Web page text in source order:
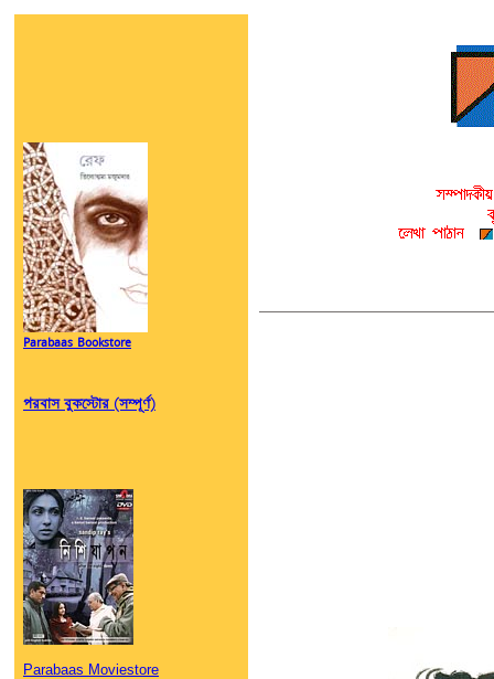
Parabaas Bookstore
পরবাস বুকস্টোর (সম্পূর্ণ)
Parabaas Moviestore